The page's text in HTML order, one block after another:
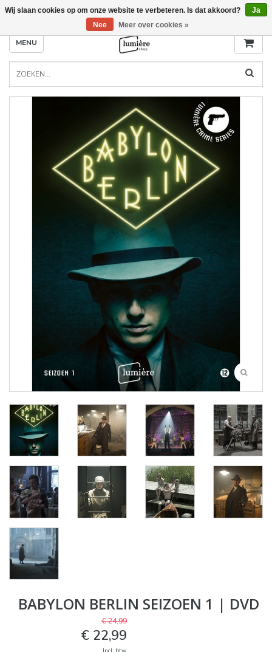
MENU
BABYLON BERLIN SEIZOEN 1 | DVD
€ 24,99
€ 22,99
Wij slaan cookies op om onze website te verbeteren. Is dat akkoord?
Ja
Nee
Meer over cookies »